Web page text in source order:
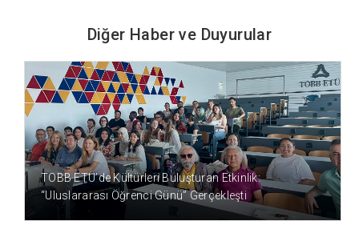
Diğer Haber ve Duyurular
6 SAAT ÖNCE
TOBB ETÜ’de Kültürleri Buluşturan Etkinlik:
“Uluslararası Öğrenci Günü” Gerçekleşti